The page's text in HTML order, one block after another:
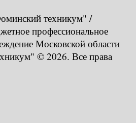
техникум" /
профессиональное
Московской области
© 2026. Все права